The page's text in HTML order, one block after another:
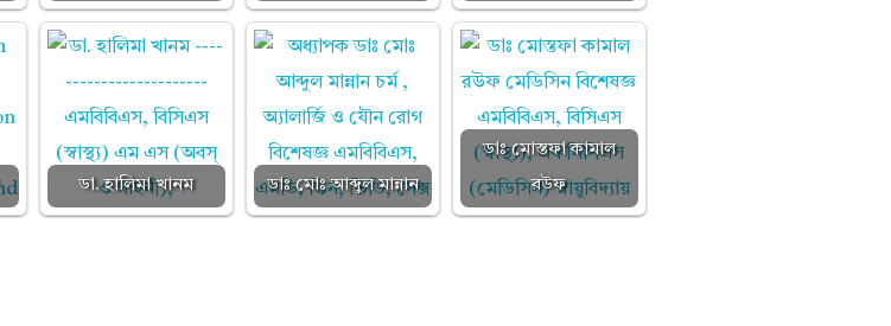
ডা. হালিমা খানম ডাঃ মোঃ আব্দুল মান্নান
ডাঃ মোস্তফা কামাল
রউফ